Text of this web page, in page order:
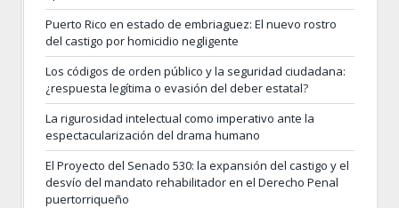
Puerto Rico en estado de embriaguez: El nuevo rostro
del castigo por homicidio negligente
Los códigos de orden público y la seguridad ciudadana:
¿respuesta legítima o evasión del deber estatal?
La rigurosidad intelectual como imperativo ante la
espectacularización del drama humano
El Proyecto del Senado 530: la expansión del castigo y el
desvío del mandato rehabilitador en el Derecho Penal
puertorriqueño